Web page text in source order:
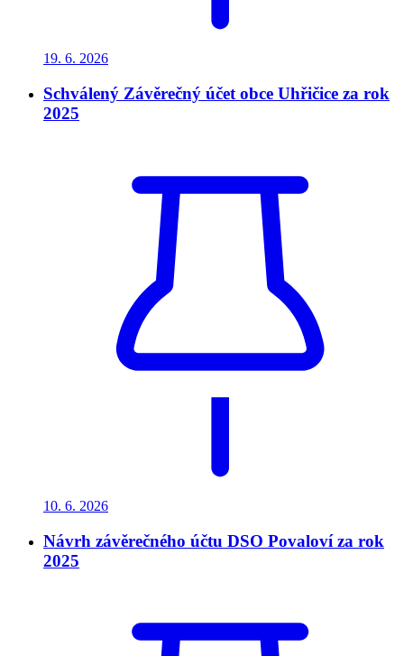
19. 6. 2026
Schválený Závěrečný účet obce Uhřičice za rok
2025
10. 6. 2026
Návrh závěrečného účtu DSO Povaloví za rok
2025